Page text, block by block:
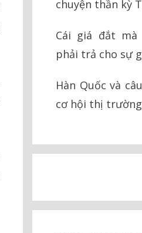
chuyện thần kỳ
Cái giá đắt mà
phải trả cho sự
Hàn Quốc và
cơ hội thị